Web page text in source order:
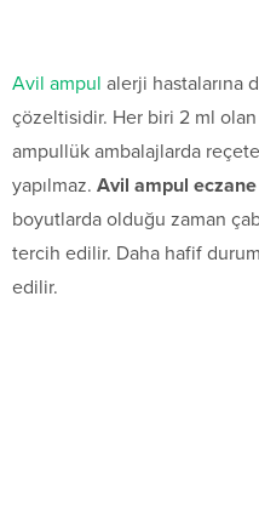
Avil ampul alerji hastalarına
çözeltisidir. Her biri 2 ml
ampullük ambalajlarda
yapılmaz. Avil ampul eczane
boyutlarda olduğu zaman
tercih edilir. Daha hafif
edilir.